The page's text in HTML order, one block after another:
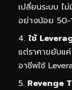
เปลี่ยนระบบ ไ
อย่างน้อย 50-
ใช้
แต่ราคาขยับแ
อาชีพใช้
Revenge